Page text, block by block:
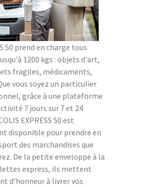
50 prend en charge tous
1200 kgs : objets d'art,
fragiles, médicaments,
vous soyez un particulier
grâce à une plateforme
7 jours sur 7 et 24
EXPRESS 50 est
disponible pour prendre en
des marchandises que
De la petite enveloppe à la
express, ils mettent
d'honneur à livrer vos